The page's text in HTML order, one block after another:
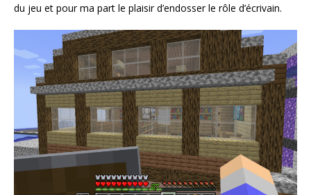
du jeu et pour ma part le plaisir d’endosser le rôle d’écrivain.